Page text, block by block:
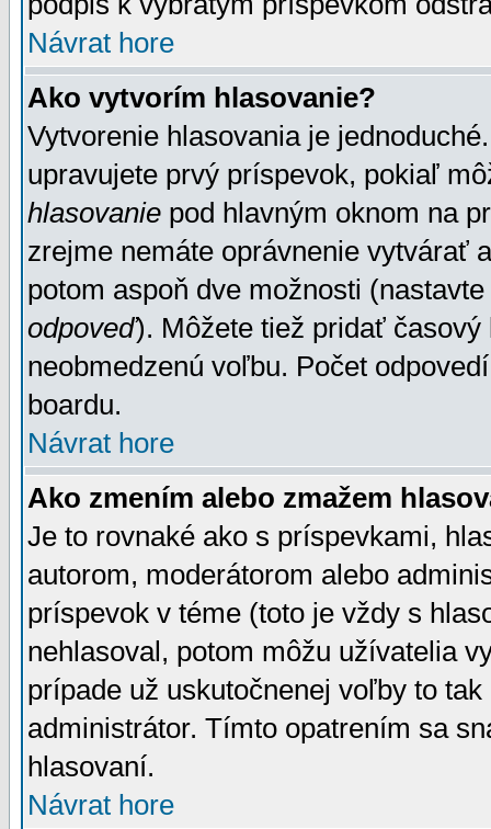
Návrat hore
Ako vytvorím hlasovanie?
Vytvorenie hlasovania je
upravujete prvý príspevok, pokiaľ
hlasovanie pod hlavným oknom na
zrejme nemáte oprávnenie vytvárať
potom aspoň dve možnosti
odpoveď). Môžete tiež pridať
neobmedzenú voľbu. Počet
boardu.
Návrat hore
Ako zmením alebo zmažem
Je to rovnaké ako s príspevkami,
autorom, moderátorom alebo
príspevok v téme (toto je vždy s
nehlasoval, potom môžu užívatelia
prípade už uskutočnenej voľby to
administrátor. Tímto opatrením sa
hlasovaní.
Návrat hore